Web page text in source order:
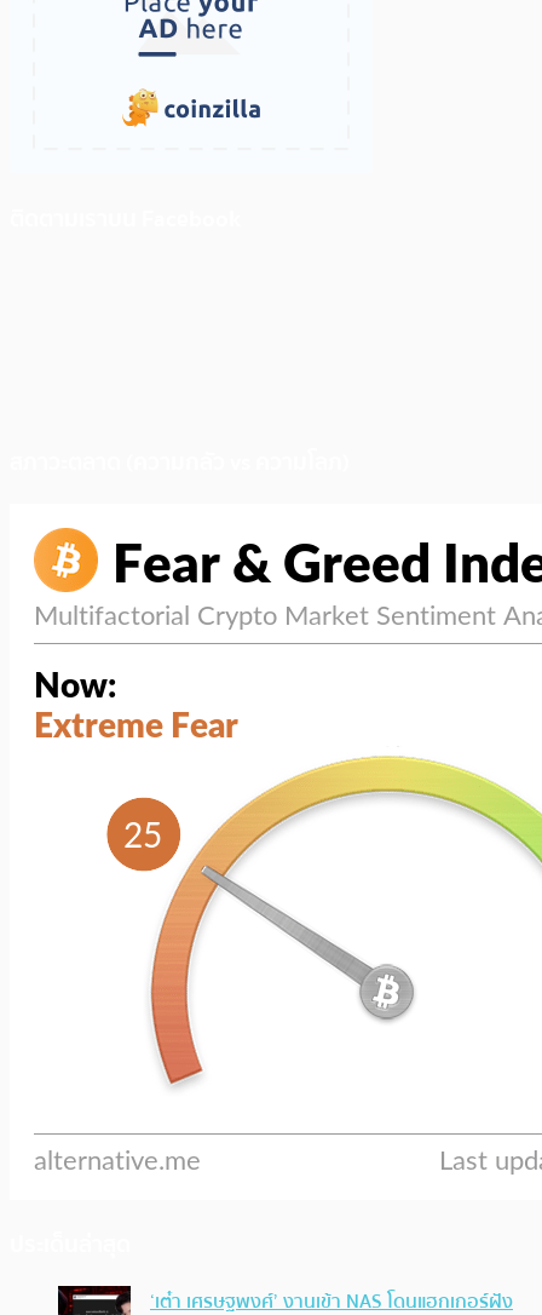
‘เต๋า เศรษฐพงศ์’ งานเข้า NAS โดนแฮกเกอร์ฝัง